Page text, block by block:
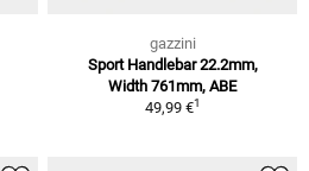
gazzini
Sport Handlebar 22.2mm,
Width 761mm, ABE
49,99 €1